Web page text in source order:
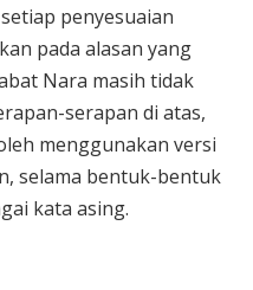
penyesuaian
pada alasan yang
Nara masih tidak
serapan di atas,
menggunakan versi
selama bentuk-bentuk
kata asing.